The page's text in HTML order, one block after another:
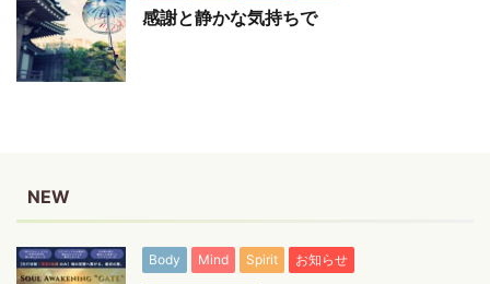
感謝と静かな気持ちで
NEW
Body Mind Spirit お知らせ